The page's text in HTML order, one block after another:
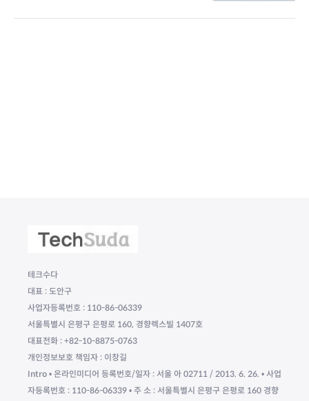
테크수다
대표 : 도안구
사업자등록번호 : 110-86-06339
서울특별시 은평구 은평로 160, 경향렉스빌 1407호
대표전화 : +82-10-8875-0763
개인정보보호 책임자 : 이창길
Intro • 온라인미디어 등록번호/일자 : 서울 아 02711 / 2013. 6. 26. • 사업
자등록번호 : 110-86-06339 • 주 소 : 서울특별시 은평구 은평로 160 경향